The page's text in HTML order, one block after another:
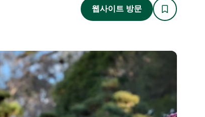
웹사이트 방문